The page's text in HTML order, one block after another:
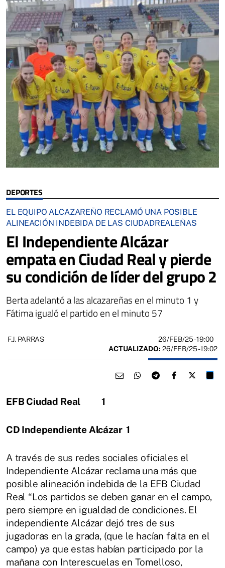
DEPORTES
EL EQUIPO ALCAZAREÑO RECLAMÓ UNA POSIBLE
ALINEACIÓN INDEBIDA DE LAS CIUDADREALEÑAS
El Independiente Alcázar
empata en Ciudad Real y pierde
su condición de líder del grupo 2
Berta adelantó a las alcazareñas en el minuto 1 y
Fátima igualó el partido en el minuto 57
F.J. PARRAS 26/FEB/25- 19:00
ACTUALIZADO: 26/FEB/25 - 19:02
EFB Ciudad Real 1
CD Independiente Alcázar 1
A través de sus redes sociales oficiales el
Independiente Alcázar reclama una más que
posible alineación indebida de la EFB Ciudad
Real “Los partidos se deben ganar en el campo,
pero siempre en igualdad de condiciones. El
independiente Alcázar dejó tres de sus
jugadoras en la grada, (que le hacían falta en el
campo) ya que estas habían participado por la
mañana con Interescuelas en Tomelloso,